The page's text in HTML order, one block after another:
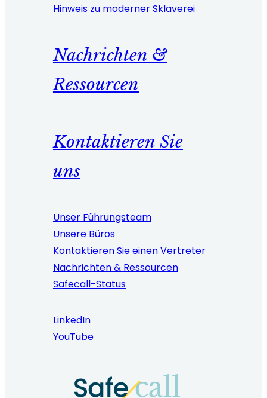
Hinweis zu moderner Sklaverei
Nachrichten &
Ressourcen
Kontaktieren Sie
uns
Unser Führungsteam
Unsere Büros
Kontaktieren Sie einen Vertreter
Nachrichten & Ressourcen
Safecall-Status
LinkedIn
YouTube